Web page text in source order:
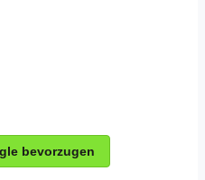
bevorzugen